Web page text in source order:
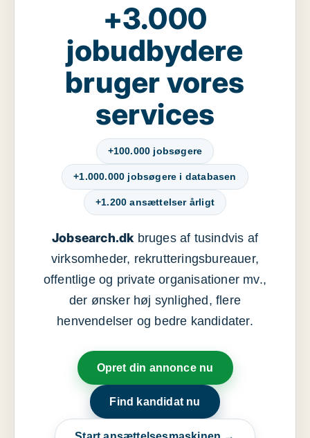
+3.000
jobudbydere
bruger vores
services
+100.000 jobsøgere
+1.000.000 jobsøgere i databasen
+1.200 ansættelser årligt
Jobsearch.dkbruges af tusindvis af
virksomheder, rekrutteringsbureauer,
offentlige og private organisationer mv.,
der ønsker høj synlighed, flere
henvendelser og bedre kandidater.
Opret din annonce nu
Find kandidat nu